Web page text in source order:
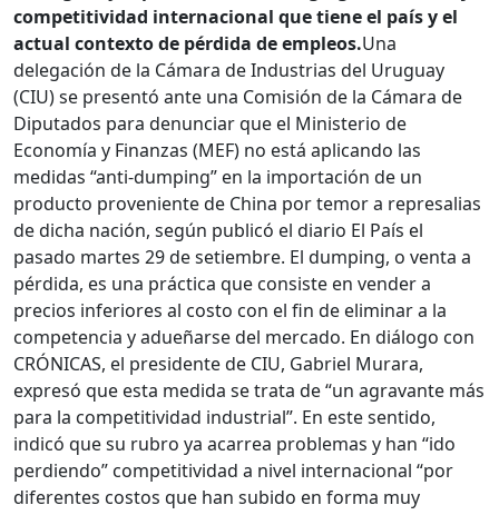
competitividad internacional que tiene el país y el
actual contexto de pérdida de empleos.Una
delegación de la Cámara de Industrias del Uruguay
(CIU) se presentó ante una Comisión de la Cámara de
Diputados para denunciar que el Ministerio de
Economía y Finanzas (MEF) no está aplicando las
medidas “anti-dumping” en la importación de un
producto proveniente de China por temor a represalias
de dicha nación, según publicó el diario El País el
pasado martes 29 de setiembre. El dumping, o venta a
pérdida, es una práctica que consiste en vender a
precios inferiores al costo con el fin de eliminar a la
competencia y adueñarse del mercado. En diálogo con
CRÓNICAS, el presidente de CIU, Gabriel Murara,
expresó que esta medida se trata de “un agravante más
para la competitividad industrial”. En este sentido,
indicó que su rubro ya acarrea problemas y han “ido
perdiendo” competitividad a nivel internacional “por
diferentes costos que han subido en forma muy